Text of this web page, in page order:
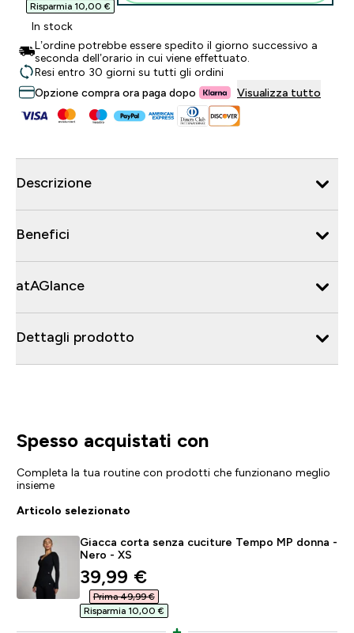
Risparmia 10,00 €‎
In stock
L’ordine potrebbe essere spedito il giorno successivo a
seconda dell’orario in cui viene effettuato.
Resi entro 30 giorni su tutti gli ordini
Opzione compra ora paga dopo
Visualizza tutto
Descrizione
Benefici
atAGlance
Dettagli prodotto
Spesso acquistati con
Completa la tua routine con prodotti che funzionano meglio
insieme
Articolo selezionato
Giacca corta senza cuciture Tempo MP donna -
Nero - XS
discounted price
39,99 €‎
Prima 49,99 €‎
Risparmia 10,00 €‎